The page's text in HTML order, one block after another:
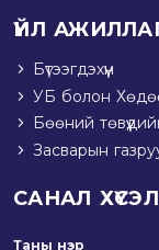
ҮЙЛ
Бүтээгдэхүүн
УБ болон
Бөөний
Засварын
САНАЛ
Таны нэр